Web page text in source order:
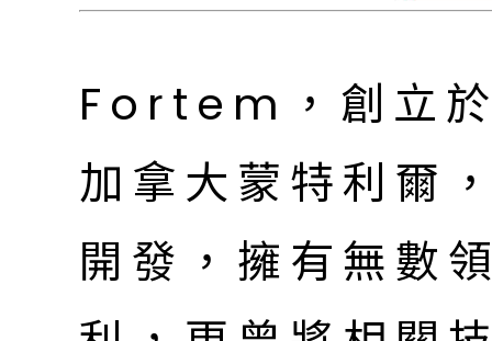
Fortem，創立
加拿大蒙特利爾
開發，擁有無數